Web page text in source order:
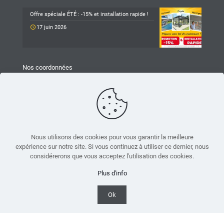
Offre spéciale ÉTÉ : -15% et installation rapide !
17 juin 2026
Nos coordonnées
25 Chemin du Mûrier
26540 Mours-Saint-Eusèbe
accueil.mours@taravello-sa.fr
© 2021 Taravello. Tous droits réservés - Réalisé par
Nous utilisons des cookies pour vous garantir la meilleure
expérience sur notre site. Si vous continuez à utiliser ce dernier, nous
considérerons que vous acceptez l'utilisation des cookies.
Plus d'info
Ok